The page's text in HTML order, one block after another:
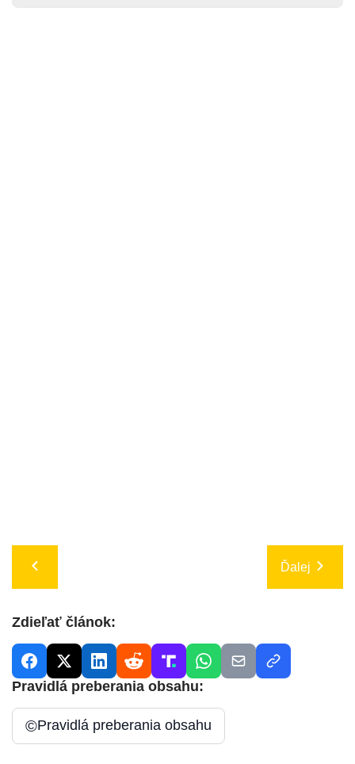
Ďalej
Zdieľať článok:
Pravidlá preberania obsahu:
©Pravidlá preberania obsahu